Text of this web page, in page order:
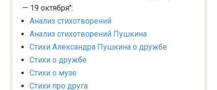
— 19 октября":
Анализ стихотворений
Анализ стихотворений Пушкина
Стихи Александра Пушкина о дружбе
Стихи о дружбе
Стихи о музе
Стихи про друга